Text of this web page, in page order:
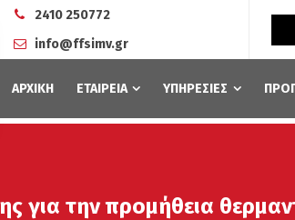
2410 250772
info@ffsimv.gr
ΑΡΧΙΚΗ ΕΤΑΙΡΕΙΑ ΥΠΗΡΕΣΙΕΣ
για την προμήθεια